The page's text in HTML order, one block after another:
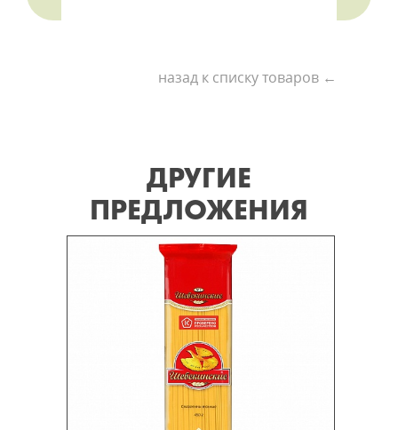
назад к списку товаров ←
ДРУГИЕ
ПРЕДЛОЖЕНИЯ